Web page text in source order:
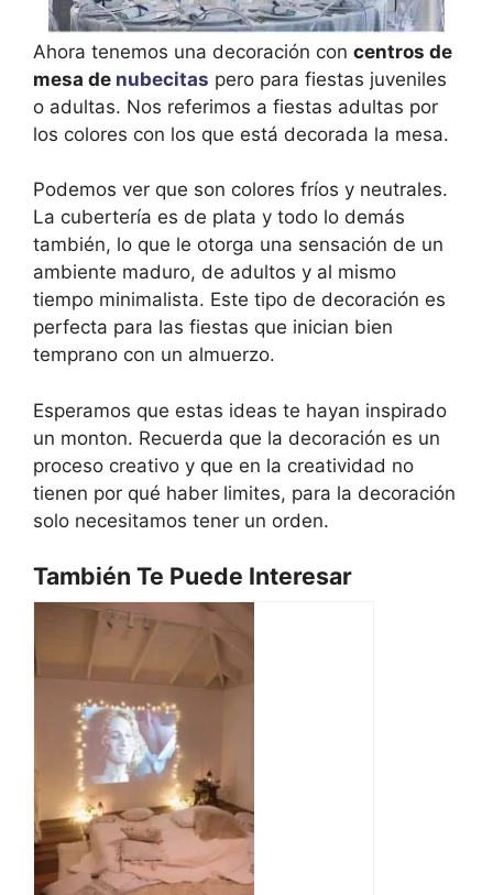
Ahora tenemos una decoración con centros de
mesa de nubecitas pero para fiestas juveniles
o adultas. Nos referimos a fiestas adultas por
los colores con los que está decorada la mesa.
Podemos ver que son colores fríos y neutrales.
La cubertería es de plata y todo lo demás
también, lo que le otorga una sensación de un
ambiente maduro, de adultos y al mismo
tiempo minimalista. Este tipo de decoración es
perfecta para las fiestas que inician bien
temprano con un almuerzo.
Esperamos que estas ideas te hayan inspirado
un monton. Recuerda que la decoración es un
proceso creativo y que en la creatividad no
tienen por qué haber limites, para la decoración
solo necesitamos tener un orden.
También Te Puede Interesar